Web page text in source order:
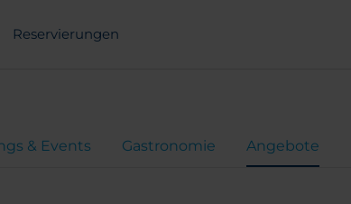
Reservierungen
& Events Gastronomie Angebote